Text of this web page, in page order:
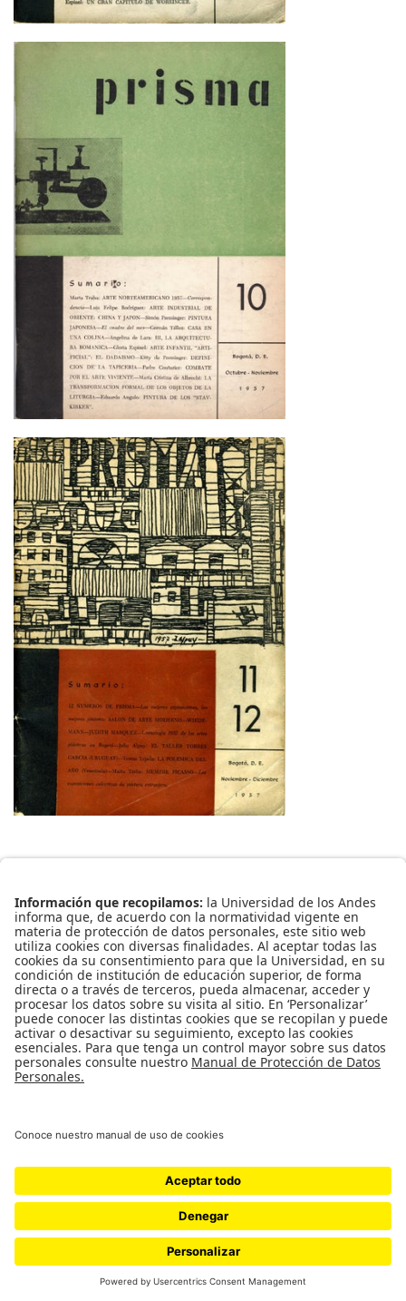
Estos contenidos están bajo una Licencia Creative Commons Atribución-
NoComercial-SinDerivar 4.0 Internacional
|Vicerrectoría de Investigación y Creación
Back to Top